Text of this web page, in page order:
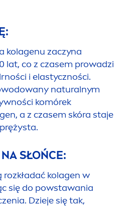
kolagenu zaczyna
lat, co z czasem prowadzi
i elastyczności.
naturalnym
komórek
a z czasem skóra staje
SŁOŃCE:
kolagen w
się do powstawania
Dzieje się tak,